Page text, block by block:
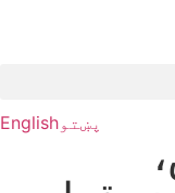
پښتوEnglish